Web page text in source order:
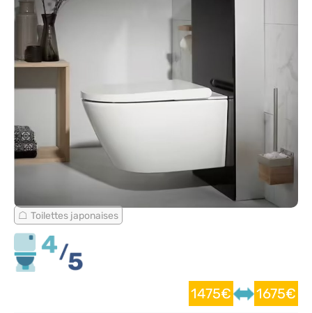
Toilettes japonaises
1475€ 1675€